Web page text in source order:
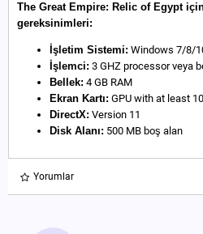
The Great Empire: Relic of Egypt
gereksinimleri:
İşletim Sistemi: Windows 7/8/
İşlemci: 3 GHZ processor veya
Bellek: 4 GB RAM
Ekran Kartı: GPU with at least
DirectX: Version 11
Disk Alanı: 500 MB boş alan
Yorumlar